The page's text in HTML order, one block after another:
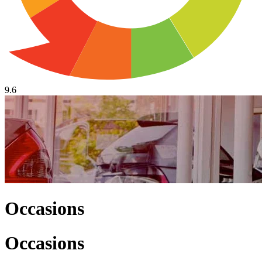
9.6
Occasions
Occasions